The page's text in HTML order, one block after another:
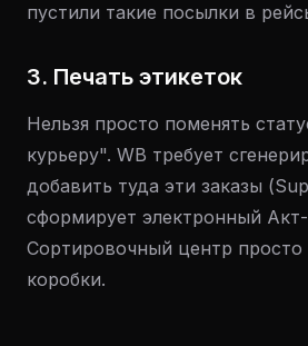
пустили такие посылки в
3. Печать этикеток
Нельзя просто поменять
курьеру". WB требует
добавить туда эти заказы
сформирует электронный
Сортировочный центр
коробки.